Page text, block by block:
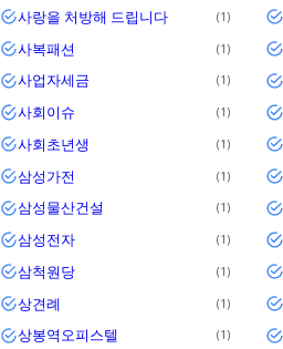
사랑을 처방해 드립니다 1
사복패션 1
사업자세금 1
사회이슈 1
사회초년생 1
삼성가전 1
삼성물산건설 1
삼성전자 1
삼척원당 1
상견례 1
상봉역오피스텔 1